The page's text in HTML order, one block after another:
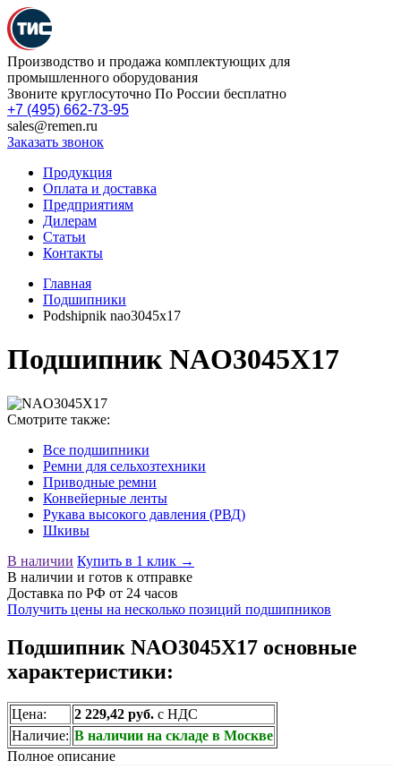
Производство и продажа комплектующих для
промышленного оборудования
Звоните круглосуточно По России бесплатно
+7 (495) 662-73-95
sales@remen.ru
Заказать звонок
Продукция
Оплата и доставка
Предприятиям
Дилерам
Статьи
Контакты
Главная
Подшипники
Podshipnik nao3045x17
Подшипник NAO3045X17
Смотрите также:
Все подшипники
Ремни для сельхозтехники
Приводные ремни
Конвейерные ленты
Рукава высокого давления (РВД)
Шкивы
В наличии Купить в 1 клик →
В наличии и готов к отправке
Доставка по РФ от 24 часов
Получить цены на несколько позиций подшипников
Подшипник NAO3045X17 основные
характеристики:
Цена: 2 229,42 руб. с НДС
Наличие: В наличии на складе в Москве
Полное описание